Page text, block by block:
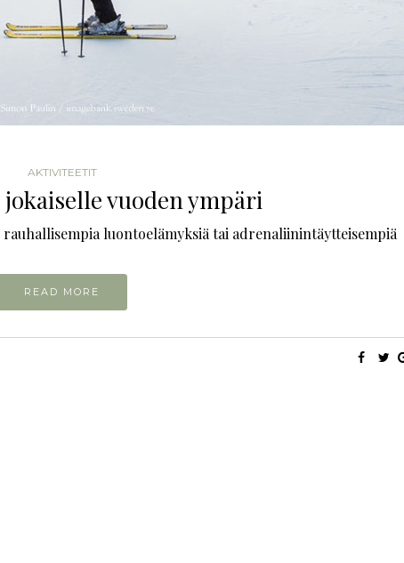
AKTIVITEETIT
vuoden ympäri
luontoelämyksiä tai adrenaliinintäytteisempiä
READ MORE
ETELÄ-RUOTSI